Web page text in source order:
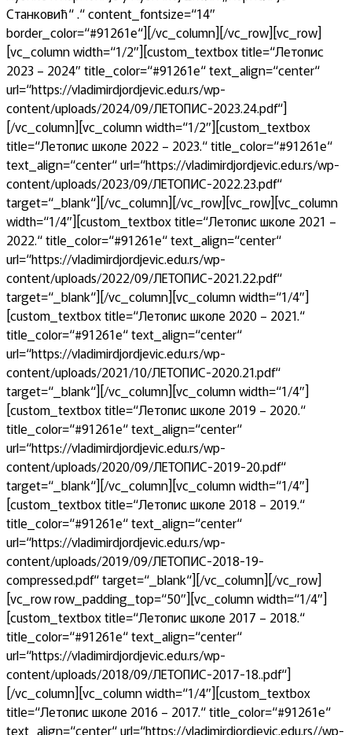
Станковић“ .“ content_fontsize=“14″
border_color=“#91261e“][/vc_column][/vc_row][vc_row]
[vc_column width=“1/2″][custom_textbox title=“Летопис
2023 – 2024″ title_color=“#91261e“ text_align=“center“
url=“https://vladimirdjordjevic.edu.rs/wp-
content/uploads/2024/09/ЛЕТОПИС-2023.24.pdf“]
[/vc_column][vc_column width=“1/2″][custom_textbox
title=“Летопис школе 2022 – 2023.“ title_color=“#91261e“
text_align=“center“ url=“https://vladimirdjordjevic.edu.rs/wp-
content/uploads/2023/09/ЛЕТОПИС-2022.23.pdf“
target=“_blank“][/vc_column][/vc_row][vc_row][vc_column
width=“1/4″][custom_textbox title=“Летопис школе 2021 –
2022.“ title_color=“#91261e“ text_align=“center“
url=“https://vladimirdjordjevic.edu.rs/wp-
content/uploads/2022/09/ЛЕТОПИС-2021.22.pdf“
target=“_blank“][/vc_column][vc_column width=“1/4″]
[custom_textbox title=“Летопис школе 2020 – 2021.“
title_color=“#91261e“ text_align=“center“
url=“https://vladimirdjordjevic.edu.rs/wp-
content/uploads/2021/10/ЛЕТОПИС-2020.21.pdf“
target=“_blank“][/vc_column][vc_column width=“1/4″]
[custom_textbox title=“Летопис школе 2019 – 2020.“
title_color=“#91261e“ text_align=“center“
url=“https://vladimirdjordjevic.edu.rs/wp-
content/uploads/2020/09/ЛЕТОПИС-2019-20.pdf“
target=“_blank“][/vc_column][vc_column width=“1/4″]
[custom_textbox title=“Летопис школе 2018 – 2019.“
title_color=“#91261e“ text_align=“center“
url=“https://vladimirdjordjevic.edu.rs/wp-
content/uploads/2019/09/ЛЕТОПИС-2018-19-
compressed.pdf“ target=“_blank“][/vc_column][/vc_row]
[vc_row row_padding_top=“50″][vc_column width=“1/4″]
[custom_textbox title=“Летопис школе 2017 – 2018.“
title_color=“#91261e“ text_align=“center“
url=“https://vladimirdjordjevic.edu.rs/wp-
content/uploads/2018/09/ЛЕТОПИС-2017-18..pdf“]
[/vc_column][vc_column width=“1/4″][custom_textbox
title=“Летопис школе 2016 – 2017.“ title_color=“#91261e“
text_align=“center“ url=“https://vladimirdjordjevic.edu.rs//wp-